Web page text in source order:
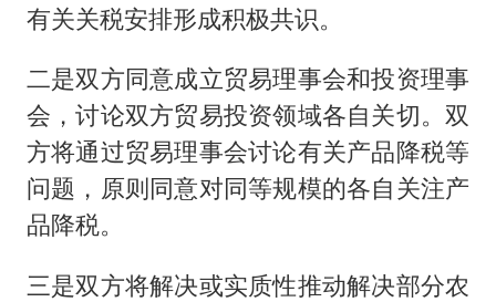
有关关税安排形成积极共识。
二是双方同意成立贸易理事会和投资理事
会，讨论双方贸易投资领域各自关切。双
方将通过贸易理事会讨论有关产品降税等
问题，原则同意对同等规模的各自关注产
品降税。
三是双方将解决或实质性推动解决部分农